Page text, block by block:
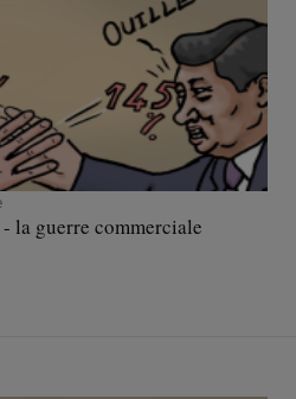
la guerre commerciale